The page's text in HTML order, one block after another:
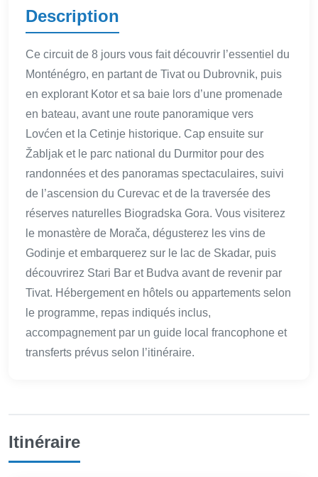
Description
Ce circuit de 8 jours vous fait découvrir l’essentiel du
Monténégro, en partant de Tivat ou Dubrovnik, puis
en explorant Kotor et sa baie lors d’une promenade
en bateau, avant une route panoramique vers
Lovćen et la Cetinje historique. Cap ensuite sur
Žabljak et le parc national du Durmitor pour des
randonnées et des panoramas spectaculaires, suivi
de l’ascension du Curevac et de la traversée des
réserves naturelles Biogradska Gora. Vous visiterez
le monastère de Morača, dégusterez les vins de
Godinje et embarquerez sur le lac de Skadar, puis
découvrirez Stari Bar et Budva avant de revenir par
Tivat. Hébergement en hôtels ou appartements selon
le programme, repas indiqués inclus,
accompagnement par un guide local francophone et
transferts prévus selon l’itinéraire.
Itinéraire